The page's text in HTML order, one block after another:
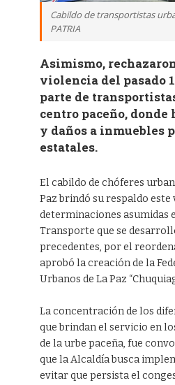
Cabildo de transportistas
PATRIA
Asimismo,
violencia del pasado
parte de
centro paceño, donde
y daños a inmuebles
estatales.
El cabildo de chóferes
Paz brindó su respaldo este
determinaciones asumidas
Transporte que se
precedentes, por el
aprobó la creación de la
Urbanos de La Paz
La concentración de los
que brindan el servicio en
de la urbe paceña, fue
que la Alcaldía busca
evitar que persista el